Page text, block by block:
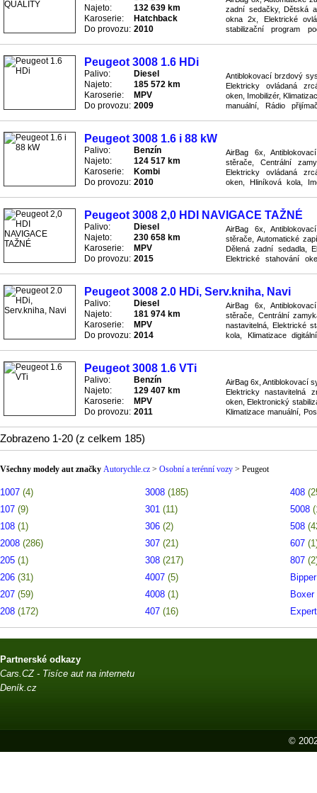
Najeto:
132 639 km
Karoserie:
Hatchback
Do provozu: 2010
zadní sedačky, Dětská
okna 2x, Elektrické
stabilizační program
Peugeot 3008 1.6 HDi
Palivo:
Diesel
Najeto:
185 572 km
Karoserie:
MPV
Do provozu: 2009
Antiblokovací brzdový
Elektricky ovládaná
oken, Imobilizér,
manuální, Rádio
Peugeot 3008 1.6 i 88 kW
Palivo:
Benzín
Najeto:
124 517 km
Karoserie:
Kombi
Do provozu: 2010
AirBag 6x,
stěrače, Centrální
Elektricky ovládaná
oken, Hliníková kola,
Peugeot 3008 2,0 HDI NAVIGACE TAŽNÉ
Palivo:
Diesel
Najeto:
230 658 km
Karoserie:
MPV
Do provozu: 2015
AirBag 6x,
stěrače, Automatické
Dělená zadní sedadla,
Elektrické stahování
Peugeot 3008 2.0 HDi, Serv.kniha, Navi
Palivo:
Diesel
Najeto:
181 974 km
Karoserie:
MPV
Do provozu: 2014
AirBag 6x,
stěrače, Centrální
nastavitelná, Elektrické
kola, Klimatizace
Peugeot 3008 1.6 VTi
Palivo:
Benzín
Najeto:
129 407 km
Karoserie:
MPV
Do provozu: 2011
AirBag 6x, Antiblokovací
Elektricky nastavitelná
oken, Elektronický
Klimatizace manuální,
Zobrazeno 1-20 (z celkem 185)
Všechny modely aut značky Autorychle.cz > Osobní a terénní vozy > Peugeot
1007 (4)
107 (9)
108 (1)
2008 (286)
205 (1)
206 (31)
207 (59)
208 (172)
3008 (185)
301 (11)
306 (2)
307 (21)
308 (217)
4007 (5)
4008 (1)
407 (16)
408
5008
508
607
807
Boxer
Partnerské odkazy
Cars.CZ - Tisíce aut na internetu
Deník.cz
©